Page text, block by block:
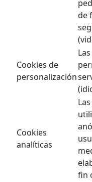
de
Cookies de
personalización
Cookies
analíticas
fin